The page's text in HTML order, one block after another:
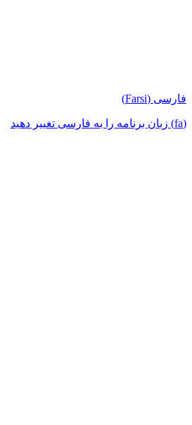
فارسی (Farsi)
(fa) زبان برنامه را به فارسی تغییر دهید